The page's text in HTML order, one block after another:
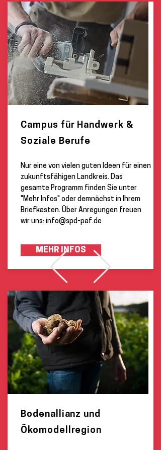
Campus für Handwerk &
Soziale Berufe
Nur eine von vielen guten Ideen für einen
zukunftsfähigen Landkreis. Das
gesamte Programm finden Sie unter
"Mehr Infos" oder demnächst in Ihrem
Briefkasten. Über Anregungen freuen
wir uns: info@spd-paf.de
MEHR INFOS
Bodenallianz und
Ökomodellregion